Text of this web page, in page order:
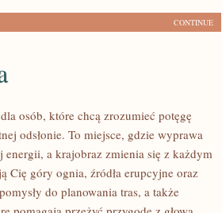
CONTINUE
osób, które chcą zrozumieć potęgę
odsłonie. To miejsce, gdzie wyprawa
energii, a krajobraz zmienia się z każdym
Cię góry ognia, źródła erupcyjne oraz
do planowania tras, a także